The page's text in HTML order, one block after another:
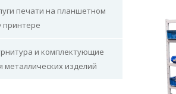
печати на планшетном
и комплектующие
металлических изделий